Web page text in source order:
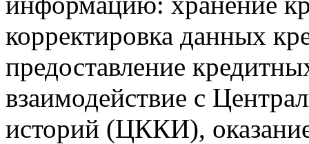
корректировка данных
предоставление
взаимодействие с
историй (ЦККИ),